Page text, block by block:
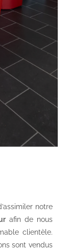
notre
afin de nous
clientèle.
sont vendus